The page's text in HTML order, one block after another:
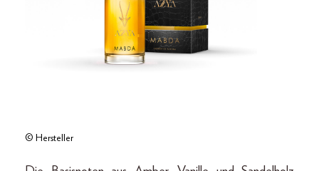
© Hersteller